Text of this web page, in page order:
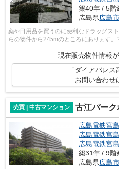
築40年 / 5階
広島県広島
薬や日用品を買うのに便利なドラッグス
らの物件から245mのところにあります。
るのかも中古マンションなら事前に知れ...
現在販売物件情報が
「ダイアパレ
お問い合わせ
売買 | 中古マンション 古江パーク
広島電鉄宮
広島電鉄宮
広島電鉄宮
築31年 / 9階
広島県広島